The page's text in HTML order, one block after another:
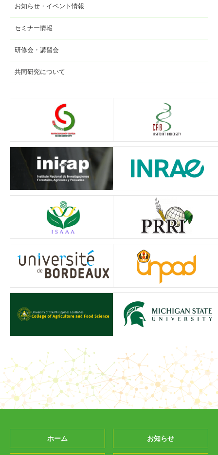
お知らせ・イベント情報
セミナー情報
研修会・講習会
共同研究について
ホーム お知らせ